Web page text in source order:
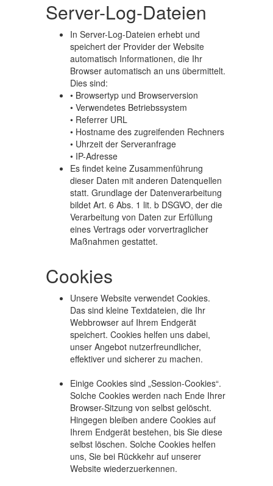
Server-Log-Dateien
In Server-Log-Dateien erhebt und
speichert der Provider der Website
automatisch Informationen, die Ihr
Browser automatisch an uns übermittelt.
Dies sind:
• Browsertyp und Browserversion
• Verwendetes Betriebssystem
• Referrer URL
• Hostname des zugreifenden Rechners
• Uhrzeit der Serveranfrage
• IP-Adresse
Es findet keine Zusammenführung
dieser Daten mit anderen Datenquellen
statt. Grundlage der Datenverarbeitung
bildet Art. 6 Abs. 1 lit. b DSGVO, der die
Verarbeitung von Daten zur Erfüllung
eines Vertrags oder vorvertraglicher
Maßnahmen gestattet.
Cookies
Unsere Website verwendet Cookies.
Das sind kleine Textdateien, die Ihr
Webbrowser auf Ihrem Endgerät
speichert. Cookies helfen uns dabei,
unser Angebot nutzerfreundlicher,
effektiver und sicherer zu machen.
Einige Cookies sind „Session-Cookies“.
Solche Cookies werden nach Ende Ihrer
Browser-Sitzung von selbst gelöscht.
Hingegen bleiben andere Cookies auf
Ihrem Endgerät bestehen, bis Sie diese
selbst löschen. Solche Cookies helfen
uns, Sie bei Rückkehr auf unserer
Website wiederzuerkennen.